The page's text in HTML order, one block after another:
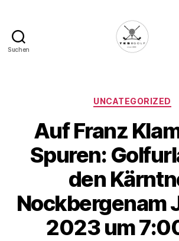
Suchen
Deine
Plattform
für
Kategorien
UNCATEGORIZED
Auf Franz
Spuren:
den
Nockbergenam
2023 um